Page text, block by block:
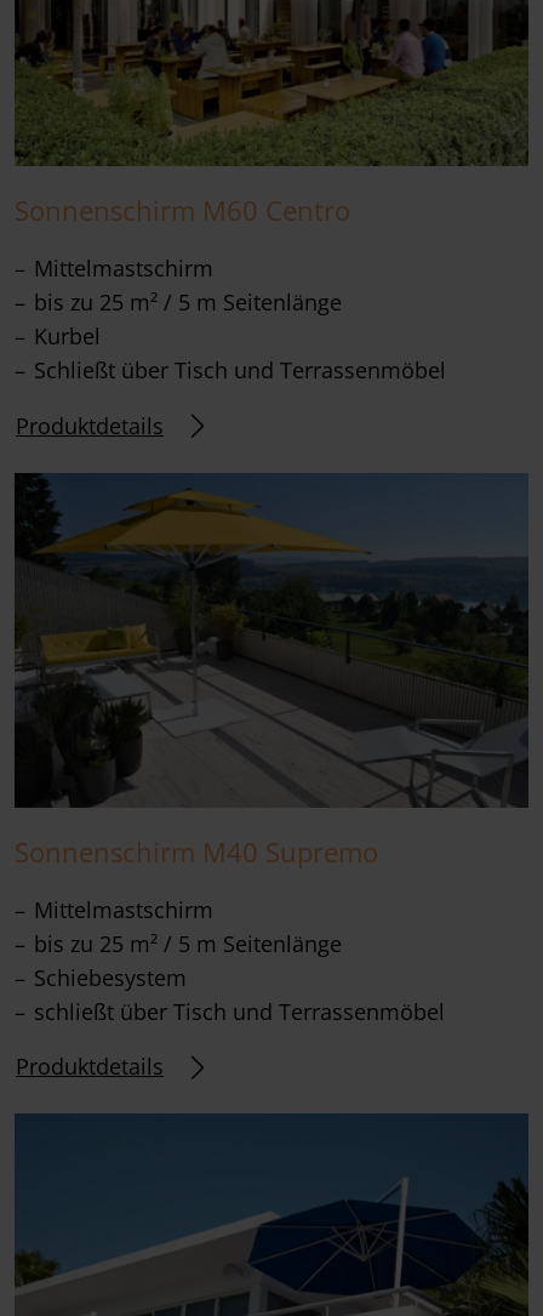
Sonnenschirm M60 Centro
Mittelmastschirm
bis zu 25 m² / 5 m Seitenlänge
Kurbel
Schließt über Tisch und Terrassenmöbel
Produktdetails
Sonnenschirm M40 Supremo
Mittelmastschirm
bis zu 25 m² / 5 m Seitenlänge
Schiebesystem
schließt über Tisch und Terrassenmöbel
Produktdetails